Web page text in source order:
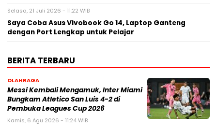
Selasa, 21 Juli 2026 - 11:22 WIB
Saya Coba Asus Vivobook Go 14, Laptop Ganteng
dengan Port Lengkap untuk Pelajar
BERITA TERBARU
OLAHRAGA
Messi Kembali Mengamuk, Inter Miami
Bungkam Atletico San Luis 4-2 di
Pembuka Leagues Cup 2026
Kamis, 6 Agu 2026 - 11:24 WIB